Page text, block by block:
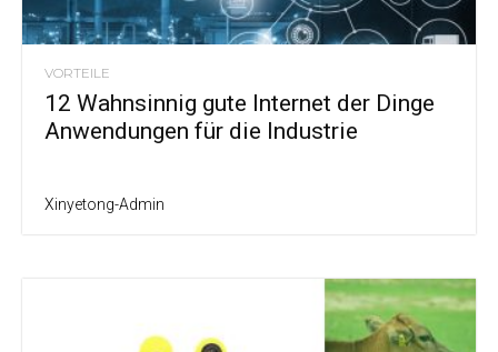
VORTEILE
12 Wahnsinnig gute Internet der Dinge
Anwendungen für die Industrie
Xinyetong-Admin